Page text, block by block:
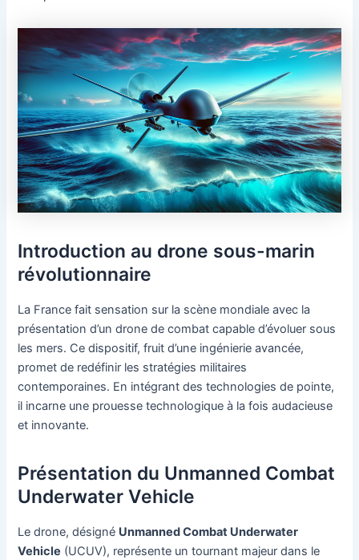
Introduction au drone sous-marin
révolutionnaire
La France fait sensation sur la scène mondiale avec la
présentation d’un drone de combat capable d’évoluer sous
les mers. Ce dispositif, fruit d’une ingénierie avancée,
promet de redéfinir les stratégies militaires
contemporaines. En intégrant des technologies de pointe,
il incarne une prouesse technologique à la fois audacieuse
et innovante.
Présentation du Unmanned Combat
Underwater Vehicle
Le drone, désigné Unmanned Combat Underwater
Vehicle (UCUV), représente un tournant majeur dans le